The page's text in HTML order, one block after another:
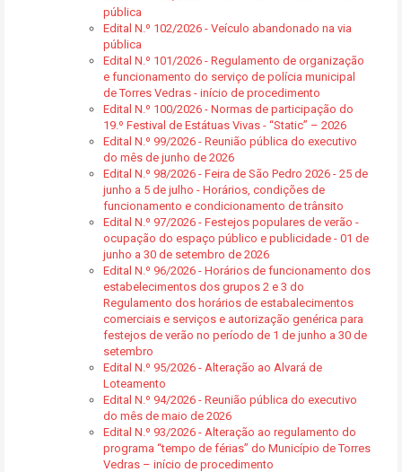
pública
Edital N.º 102/2026 - Veículo abandonado na via
pública
Edital N.º 101/2026 - Regulamento de organização
e funcionamento do serviço de polícia municipal
de Torres Vedras - início de procedimento
Edital N.º 100/2026 - Normas de participação do
19.º Festival de Estátuas Vivas - “Static” – 2026
Edital N.º 99/2026 - Reunião pública do executivo
do mês de junho de 2026
Edital N.º 98/2026 - Feira de São Pedro 2026 - 25 de
junho a 5 de julho - Horários, condições de
funcionamento e condicionamento de trânsito
Edital N.º 97/2026 - Festejos populares de verão -
ocupação do espaço público e publicidade - 01 de
junho a 30 de setembro de 2026
Edital N.º 96/2026 - Horários de funcionamento dos
estabelecimentos dos grupos 2 e 3 do
Regulamento dos horários de estabalecimentos
comerciais e serviços e autorização genérica para
festejos de verão no período de 1 de junho a 30 de
setembro
Edital N.º 95/2026 - Alteração ao Alvará de
Loteamento
Edital N.º 94/2026 - Reunião pública do executivo
do mês de maio de 2026
Edital N.º 93/2026 - Alteração ao regulamento do
programa “tempo de férias” do Município de Torres
Vedras – início de procedimento